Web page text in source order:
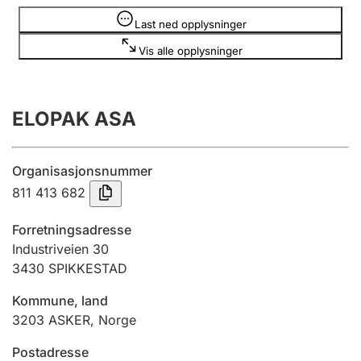
Registrere, endre, slette
Årsregnskap
Innsending og forsinkelsesgebyr
Tinglysing
Jeger
Ektepaktveileder
Last ned opplysninger
Vis alle opplysninger
Opplysninger er skjult
ELOPAK ASA
Organisasjonsnummer
811 413 682
Forretningsadresse
Industriveien 30
3430 SPIKKESTAD
Kommune, land
3203 ASKER, Norge
Postadresse